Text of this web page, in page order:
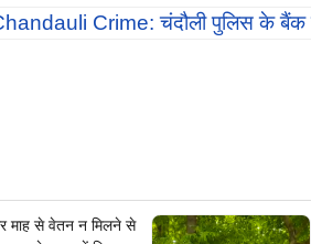
माह से वेतन न मिलने से